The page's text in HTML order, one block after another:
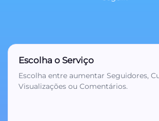
Escolha o Serviço
Escolha entre aumentar Seguidores,
Visualizações ou Comentários.
1